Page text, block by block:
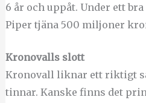
6 år och uppåt. Under ett
Piper tjäna 500 miljoner
Kronovalls slott
Kronovall liknar ett riktigt
tinnar. Kanske finns det